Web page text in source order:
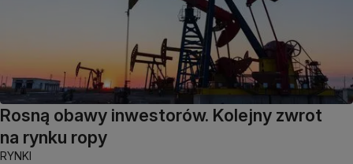
Rosną obawy inwestorów. Kolejny zwrot
na rynku ropy
RYNKI